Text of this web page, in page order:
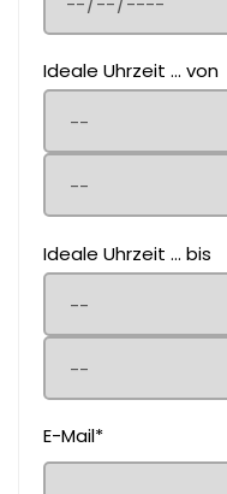
Ideale Uhrzeit ... von
Ideale Uhrzeit ... bis
E-Mail*